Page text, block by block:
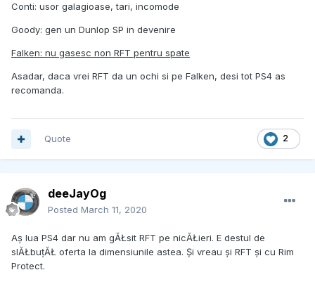
Conti: usor galagioase, tari, incomode
Goody: gen un Dunlop SP in devenire
Falken: nu gasesc non RFT pentru spate
Asadar, daca vrei RFT da un ochi si pe Falken, desi tot PS4 as
recomanda.
2
Quote
deeJayOg
Posted March 11, 2020
Aș lua PS4 dar nu am gĂŁsit RFT pe nicĂŁieri. E destul de
slĂŁbuțĂŁ oferta la dimensiunile astea. Și vreau și RFT și cu Rim
Protect.